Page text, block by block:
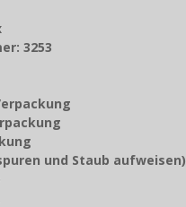
3253
und Staub aufweisen)